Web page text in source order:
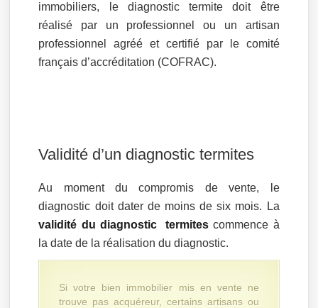
immobiliers, le diagnostic termite doit être
réalisé par un professionnel ou un artisan
professionnel agréé et certifié par le comité
français d’accréditation (COFRAC).
Validité d’un diagnostic termites
Au moment du compromis de vente, le
diagnostic doit dater de moins de six mois. La
validité du diagnostic termites commence à
la date de la réalisation du diagnostic.
Si votre bien immobilier mis en vente ne
trouve pas acquéreur, certains artisans ou